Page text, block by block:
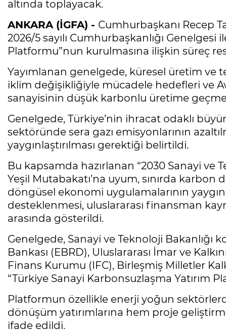
altında toplayacak.
ANKARA (İGFA) - Cumhurbaşkanı Recep
2026/5 sayılı Cumhurbaşkanlığı Genelgesi
Platformu”nun kurulmasına ilişkin süreç
Yayımlanan genelgede, küresel üretim
iklim değişikliğiyle mücadele hedefleri ve
sanayisinin düşük karbonlu üretime
Genelgede, Türkiye’nin ihracat odaklı
sektöründe sera gazı emisyonlarının
yaygınlaştırılması gerektiği belirtildi.
Bu kapsamda hazırlanan “2030 Sanayi ve
Yeşil Mutabakatı’na uyum, sınırda karbon
döngüsel ekonomi uygulamalarının
desteklenmesi, uluslararası finansman
arasında gösterildi.
Genelgede, Sanayi ve Teknoloji Bakanlığı
Bankası (EBRD), Uluslararası İmar ve
Finans Kurumu (IFC), Birleşmiş Milletler
“Türkiye Sanayi Karbonsuzlaşma Yatırım
Platformun özellikle enerji yoğun
dönüşüm yatırımlarına hem proje
ifade edildi.